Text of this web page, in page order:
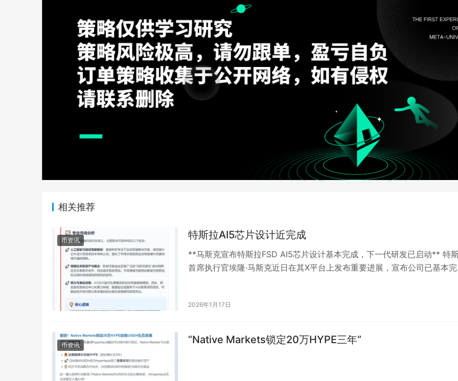
相关推荐
币资讯 特斯拉AI5芯片设计近完成
**马斯克宣布特斯拉FSD AI5芯片设计基本完成，下一代研发已启动** 特
首席执行官埃隆·马斯克近日在其X平台上发布重要进展，宣布公司已基本
2026年1月17日
币资讯 “Native Markets锁定20万HYPE三年”